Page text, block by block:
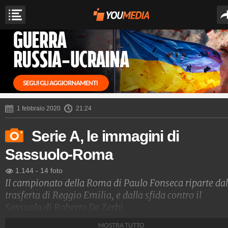
1 febbraio 2020 21:24
Serie A, le immagini di
Sassuolo-Roma
1.144 - 14 foto
Il campionato della Roma di Paulo Fonseca riparte
trasferta di Reggio Emilia, e dalla sfida contro il
Sassuolo di Roberto De Zerbi.
MOSTRA TUTTO